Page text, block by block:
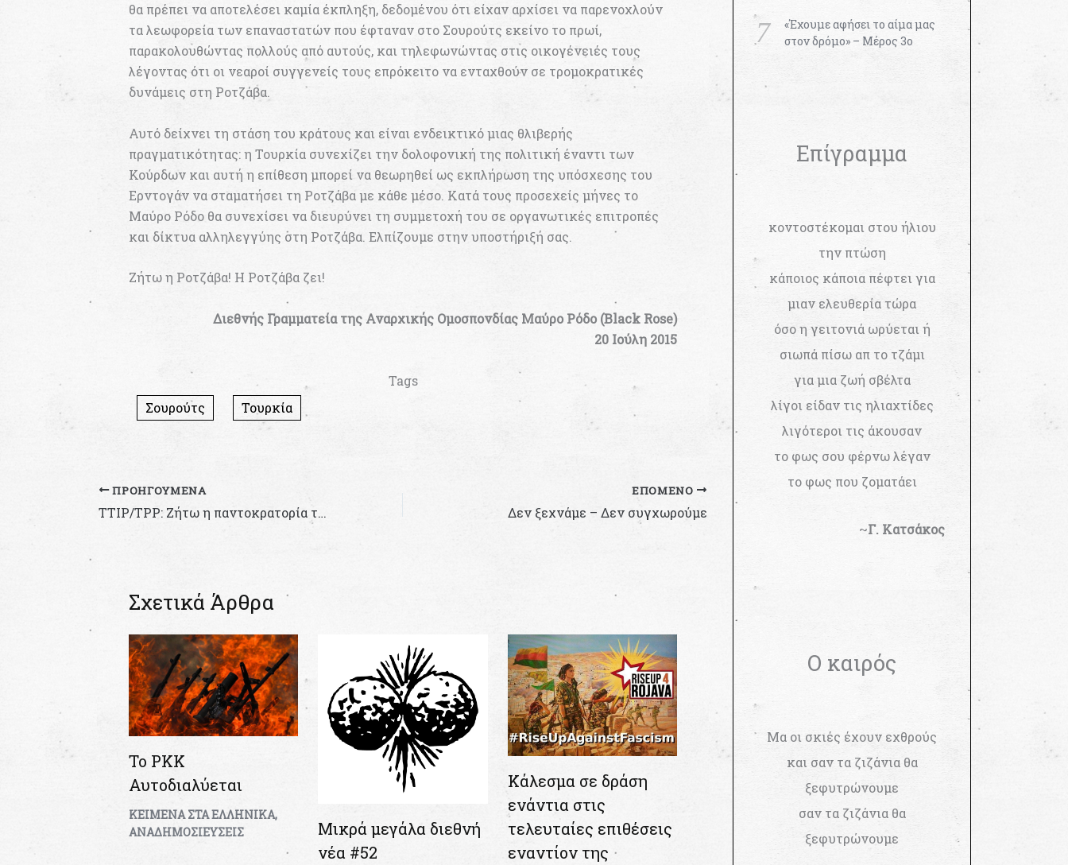
θα πρέπει να αποτελέσει καμία έκπληξη, δεδομένου ότι είχαν αρχίσει να παρενοχλούν
τα λεωφορεία των επαναστατών που έφταναν στο Σουρούτς εκείνο το πρωί,
παρακολουθώντας πολλούς από αυτούς, και τηλεφωνώντας στις οικογένειές τους
λέγοντας ότι οι νεαροί συγγενείς τους επρόκειτο να ενταχθούν σε τρομοκρατικές
δυνάμεις στη Ροτζάβα.
Αυτό δείχνει τη στάση του κράτους και είναι ενδεικτικό μιας θλιβερής
πραγματικότητας: η Τουρκία συνεχίζει την δολοφονική της πολιτική έναντι των
Κούρδων και αυτή η επίθεση μπορεί να θεωρηθεί ως εκπλήρωση της υπόσχεσης του
Ερντογάν να σταματήσει τη Ροτζάβα με κάθε μέσο. Κατά τους προσεχείς μήνες το
Μαύρο Ρόδο θα συνεχίσει να διευρύνει τη συμμετοχή του σε οργανωτικές επιτροπές
και δίκτυα αλληλεγγύης στη Ροτζάβα. Ελπίζουμε στην υποστήριξή σας.
Ζήτω η Ροτζάβα! Η Ροτζάβα ζει!
Διεθνής Γραμματεία της Αναρχικής Ομοσπονδίας Μαύρο Ρόδο (Black Rose)
20 Ιούλη 2015
Tags
Σουρούτς
Τουρκία
ΠΡΟΗΓΟΎΜΕΝΑ
TTIP/ΤPP: Ζήτω η παντοκρατορία των πολυεθνικών!
ΕΠΌΜΕΝΟ
Δεν ξεχνάμε – Δεν συγχωρούμε
Σχετικά Άρθρα
Το PKK
Αυτοδιαλύεται
KEIMENA ΣΤΑ ΕΛΛΗΝΙΚΑ,
ΑΝΑΔΗΜΟΣΙΕΥΣΕΙΣ
Μικρά μεγάλα διεθνή
νέα #52
Κάλεσμα σε δράση
ενάντια στις
τελευταίες επιθέσεις
εναντίον της
«Έχουμε αφήσει το αίμα μας
στον δρόμο» – Μέρος 3ο
Επίγραμμα
κοντοστέκομαι στου ήλιου
την πτώση
κάποιος κάποια πέφτει για
μιαν ελευθερία τώρα
όσο η γειτονιά ωρύεται ή
σιωπά πίσω απ το τζάμι
για μια ζωή σβέλτα
λίγοι είδαν τις ηλιαχτίδες
λιγότεροι τις άκουσαν
το φως σου φέρνω λέγαν
το φως που ζοματάει
~Γ. Κατσάκος
Ο καιρός
Μα οι σκιές έχουν εχθρούς
και σαν τα ζιζάνια θα
ξεφυτρώνουμε
σαν τα ζιζάνια θα
ξεφυτρώνουμε